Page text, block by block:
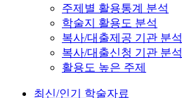
주제별 활용통계 분석
학술지 활용도 분석
복사/대출제공 기관 분석
복사/대출신청 기관 분석
활용도 높은 주제
최신/인기 학술자료